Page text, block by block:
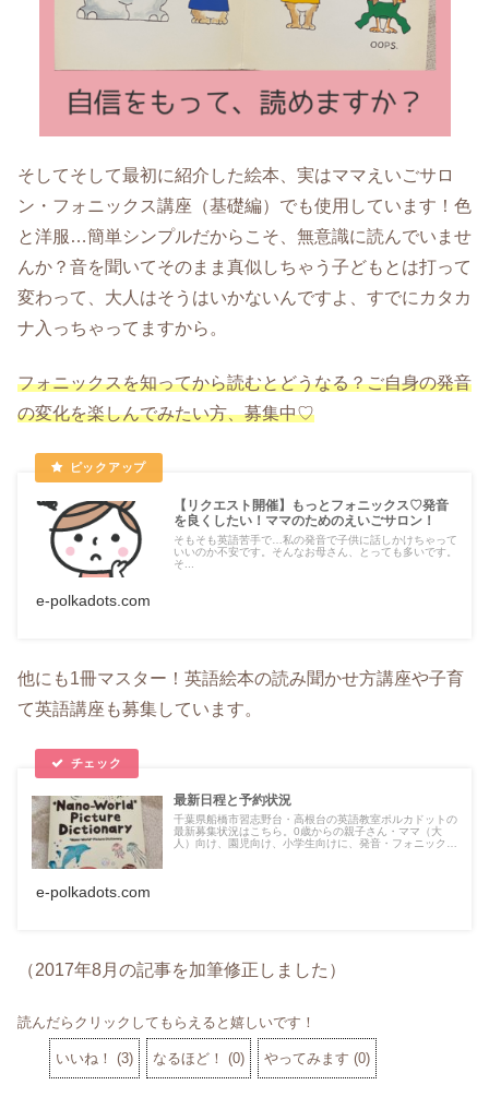
そしてそして最初に紹介した絵本、実はママえいごサロ
ン・フォニックス講座（基礎編）でも使用しています！色
と洋服…簡単シンプルだからこそ、無意識に読んでいませ
んか？音を聞いてそのまま真似しちゃう子どもとは打って
変わって、大人はそうはいかないんですよ、すでにカタカ
ナ入っちゃってますから。
フォニックスを知ってから読むとどうなる？ご自身の発音
の変化を楽しんでみたい方、募集中♡
【リクエスト開催】もっとフォニックス♡発音
を良くしたい！ママのためのえいごサロン！
そもそも英語苦手で…私の発音で子供に話しかけちゃって
いいのか不安です。そんなお母さん、とっても多いです。
そ...
e-polkadots.com
他にも1冊マスター！英語絵本の読み聞かせ方講座や子育
て英語講座も募集しています。
最新日程と予約状況
千葉県船橋市習志野台・高根台の英語教室ポルカドットの
最新募集状況はこちら。0歳からの親子さん・ママ（大
人）向け、園児向け、小学生向けに、発音・フォニックス
e-polkadots.com
（2017年8月の記事を加筆修正しました）
読んだらクリックしてもらえると嬉しいです！
いいね！ (3) なるほど！ (0) やってみます (0)